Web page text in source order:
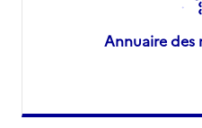
Annuaire des